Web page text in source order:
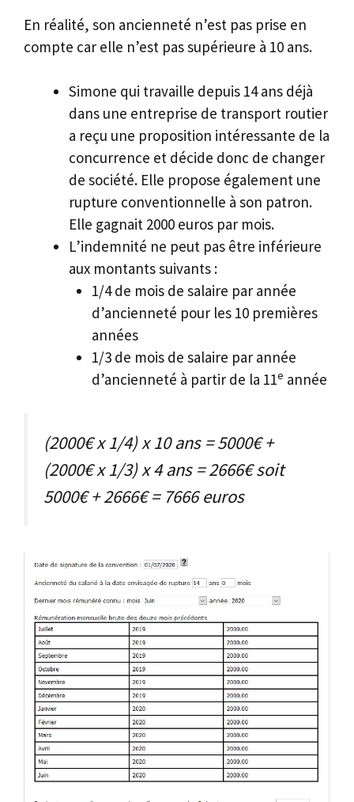
En réalité, son ancienneté n’est pas prise en
compte car elle n’est pas supérieure à 10 ans.
Simone qui travaille depuis 14 ans déjà
dans une entreprise de transport routier
a reçu une proposition intéressante de la
concurrence et décide donc de changer
de société. Elle propose également une
rupture conventionnelle à son patron.
Elle gagnait 2000 euros par mois.
L’indemnité ne peut pas être inférieure
aux montants suivants :
1/4 de mois de salaire par année
d’ancienneté pour les 10 premières
années
1/3 de mois de salaire par année
d’ancienneté à partir de la 11e année
(2000€ x 1/4) x 10 ans = 5000€ +
(2000€ x 1/3) x 4 ans = 2666€ soit
5000€ + 2666€ = 7666 euros